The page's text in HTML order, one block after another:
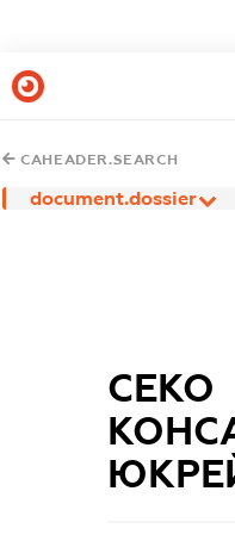
CAHEADER.SEARCH
document.dossier
СЕКО